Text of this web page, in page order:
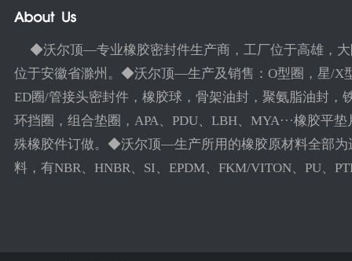
◆沃尔顶—专业橡胶密封件生产商，工厂位于高雄，大
位于安徽省滁州。◆沃尔顶—生产及销售：O型圈，星/X
ED圈/管接头密封件，橡胶球，骨架油封，聚氨脂油封，
环挡圈，组合垫圈，APA、PDU、LBH、MYA···橡胶平垫
殊橡胶件订做。◆沃尔顶—生产所用的橡胶原材料全部为
料，有NBR、HNBR、SI、EPDM、FKM/VITON、PU、